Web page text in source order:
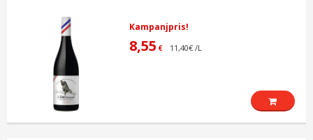
Kampanjpris!
8,55 € 11,40€ /L